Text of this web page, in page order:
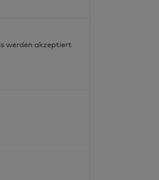
werden akzeptiert